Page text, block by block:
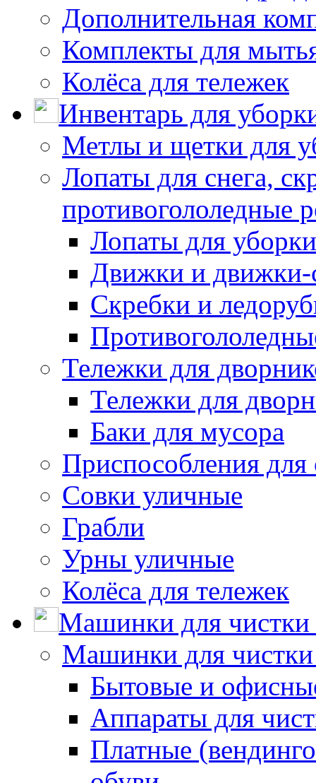
Дополнительная
Комплекты для
Колёса для тележек
Инвентарь для
Метлы и щетки для
Лопаты для снега,
противогололедные
Лопаты для
Движки и движки-
Скребки и
Тележки для
Тележки для
Баки для мусора
Приспособления для
Совки уличные
Грабли
Урны уличные
Колёса для тележек
Машинки для чистки
Машинки для
Бытовые и
Аппараты для
Платные